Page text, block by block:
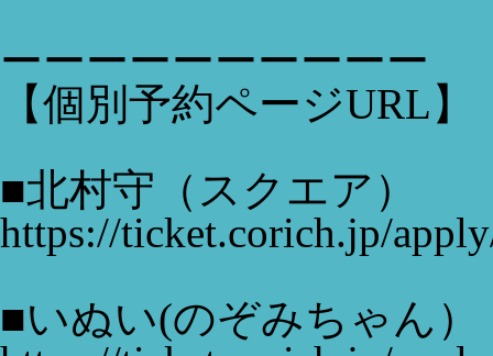
ーーーーーーーーーー
【個別予約ページURL】
■北村守（スクエア）
https://ticket.corich.jp/
■いぬい(のぞみちゃん）